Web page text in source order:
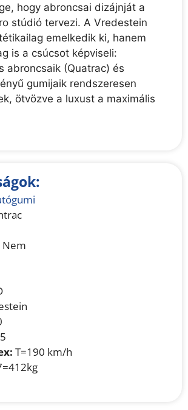
hogy abroncsai dizájnját a
stúdió tervezi. A Vredestein
emelkedik ki, hanem
is a csúcsot képviseli:
abroncsaik (Quatrac) és
gumijaik rendszeresen
ötvözve a luxust a maximális
Nem
T=190 km/h